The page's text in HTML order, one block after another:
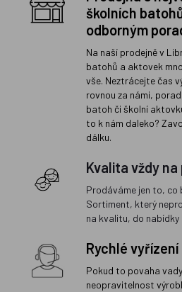
školních
odborným
Na naší prodejně v
batohů a aktovek
vše. Neztrácejte čas
rovnou za námi,
batoh či školní
to k nám daleko?
dálku.
Kvalita vždy
Prodáváme jen to, co
Sortiment, který
na kvalitu, do nabídky
Rychlé
Pokud to povaha
neopravitelnost